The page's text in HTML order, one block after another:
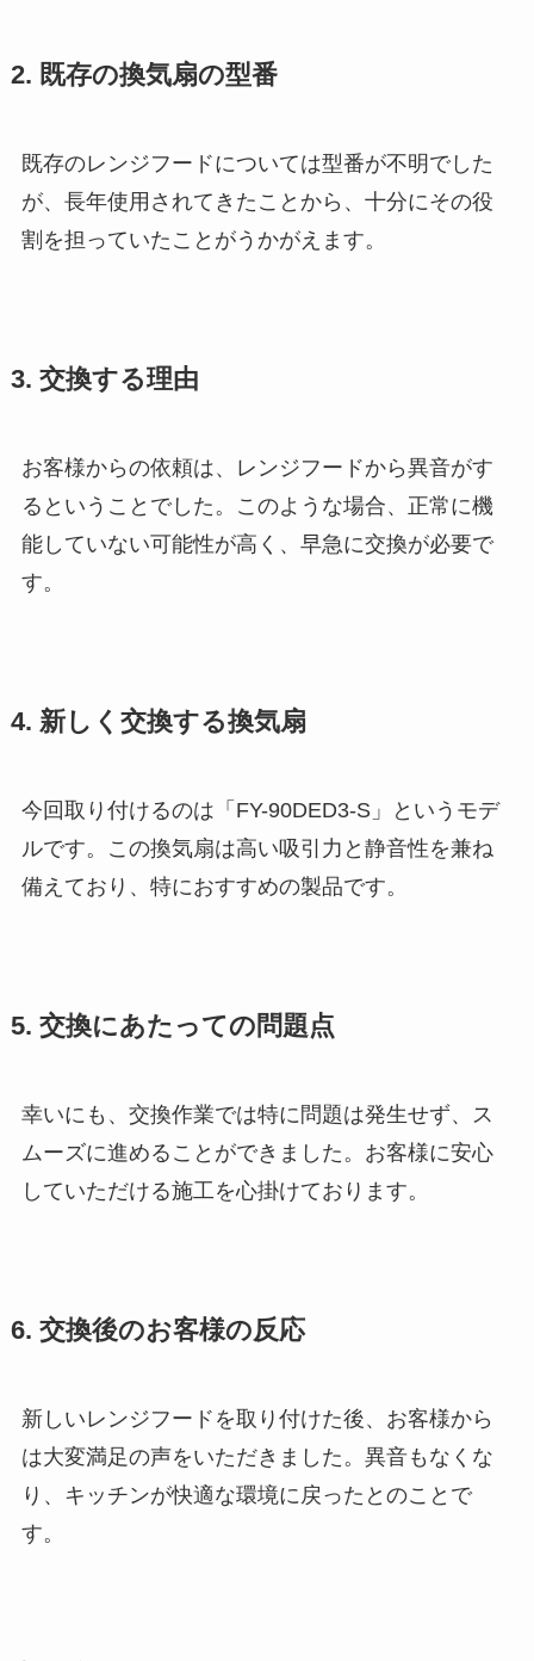
2. 既存の換気扇の型番
既存のレンジフードについては型番が不明でした
が、長年使用されてきたことから、十分にその役
割を担っていたことがうかがえます。
3. 交換する理由
お客様からの依頼は、レンジフードから異音がす
るということでした。このような場合、正常に機
能していない可能性が高く、早急に交換が必要で
す。
4. 新しく交換する換気扇
今回取り付けるのは「FY-90DED3-S」というモデ
ルです。この換気扇は高い吸引力と静音性を兼ね
備えており、特におすすめの製品です。
5. 交換にあたっての問題点
幸いにも、交換作業では特に問題は発生せず、ス
ムーズに進めることができました。お客様に安心
していただける施工を心掛けております。
6. 交換後のお客様の反応
新しいレンジフードを取り付けた後、お客様から
は大変満足の声をいただきました。異音もなくな
り、キッチンが快適な環境に戻ったとのことで
す。